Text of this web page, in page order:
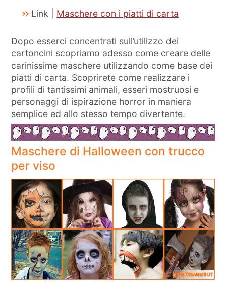
Link | Maschere con i piatti di carta
Dopo esserci concentrati sull’utilizzo dei
cartoncini scopriamo adesso come creare delle
carinissime maschere utilizzando come base dei
piatti di carta. Scoprirete come realizzare i
profili di tantissimi animali, esseri mostruosi e
personaggi di ispirazione horror in maniera
semplice ed allo stesso tempo divertente.
Maschere di Halloween con trucco
per viso